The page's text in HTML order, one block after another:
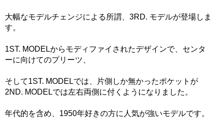
大幅なモデルチェンジによる所謂、3RD. モデルが登場しま
す。
1ST. MODELからモディファイされたデザインで、センタ
ーに向けてのプリーツ、
そして1ST. MODELでは、片側しか無かったポケットが
2ND. MODELでは左右両側に付くようになりました。
年代的を含め、1950年好きの方に人気が強いモデルです。